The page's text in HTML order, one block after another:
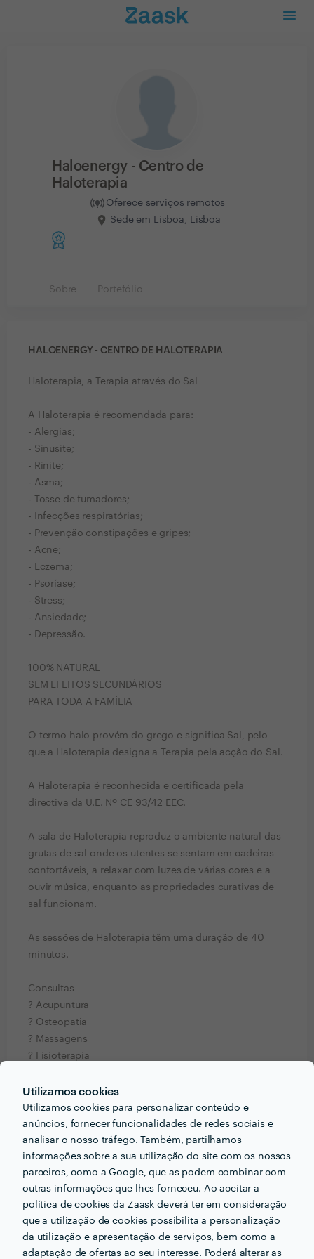
Utilizamos cookies
Utilizamos cookies para personalizar conteúdo e
anúncios, fornecer funcionalidades de redes sociais e
analisar o nosso tráfego. Também, partilhamos
informações sobre a sua utilização do site com os nossos
parceiros, como a Google, que as podem combinar com
outras informações que lhes forneceu. Ao aceitar a
política de cookies da Zaask deverá ter em consideração
que a utilização de cookies possibilita a personalização
da utilização e apresentação de serviços, bem como a
adaptação de ofertas ao seu interesse. Poderá alterar as
Haloenergy - Centro de
Haloterapia
Oferece serviços remotos
Sede em Lisboa, Lisboa
Sobre Portefólio
HALOENERGY - CENTRO DE HALOTERAPIA
Haloterapia, a Terapia através do Sal
A Haloterapia é recomendada para:
- Alergias;
- Sinusite;
- Rinite;
- Asma;
- Tosse de fumadores;
- Infecções respiratórias;
- Prevenção constipações e gripes;
- Acne;
- Eczema;
- Psoríase;
- Stress;
- Ansiedade;
- Depressão.
100% NATURAL
SEM EFEITOS SECUNDÁRIOS
PARA TODA A FAMÍLIA
O termo halo provém do grego e significa Sal, pelo
que a Haloterapia designa a Terapia pela acção do Sal.
A Haloterapia é reconhecida e certificada pela
directiva da U.E. Nº CE 93/42 EEC.
A sala de Haloterapia reproduz o ambiente natural das
grutas de sal onde os utentes se sentam em cadeiras
confortáveis, a relaxar com luzes de várias cores e a
ouvir música, enquanto as propriedades curativas de
sal funcionam.
As sessões de Haloterapia têm uma duração de 40
minutos.
Consultas
? Acupuntura
? Osteopatia
? Massagens
? Fisioterapia
? Astrologia, Runas e Tarot
***************************************
Pedir orçamentos Contactar profissional
Verificar disponibilidade
Informação validada